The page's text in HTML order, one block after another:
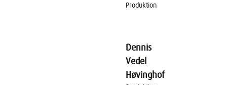
Produktion
Dennis
Vedel
Høvinghof